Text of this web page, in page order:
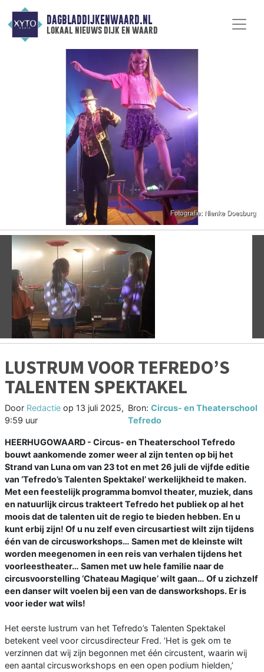
DAGBLADDIJKENWAARD.NL
lokaal nieuws dijk en waard
Vorige
LUSTRUM VOOR TEFREDO’S
TALENTEN SPEKTAKEL
Door Redactie op 13 juli 2025,
9:59 uur
Bron: Circus- en Theaterschool
Tefredo
HEERHUGOWAARD - Circus- en Theaterschool Tefredo
bouwt aankomende zomer weer al zijn tenten op bij het
Strand van Luna om van 23 tot en met 26 juli de vijfde editie
van ‘Tefredo’s Talenten Spektakel’ werkelijkheid te maken.
Met een feestelijk programma bomvol theater, muziek, dans
en natuurlijk circus trakteert Tefredo het publiek op al het
moois dat de talenten uit de regio te bieden hebben. En u
kunt erbij zijn! Of u nu zelf even circusartiest wilt zijn tijdens
één van de circusworkshops… Samen met de kleinste wilt
worden meegenomen in een reis van verhalen tijdens het
voorleestheater… Samen met uw hele familie naar de
circusvoorstelling ‘Chateau Magique’ wilt gaan… Of u zichzelf
een danser wilt voelen bij een van de dansworkshops. Er is
voor ieder wat wils!
Het eerste lustrum van het Tefredo’s Talenten Spektakel
betekent veel voor circusdirecteur Fred. ‘Het is gek om te
verzinnen dat wij zijn begonnen met één circustent, waarin wij
een aantal circusworkshops en een open podium hielden,’